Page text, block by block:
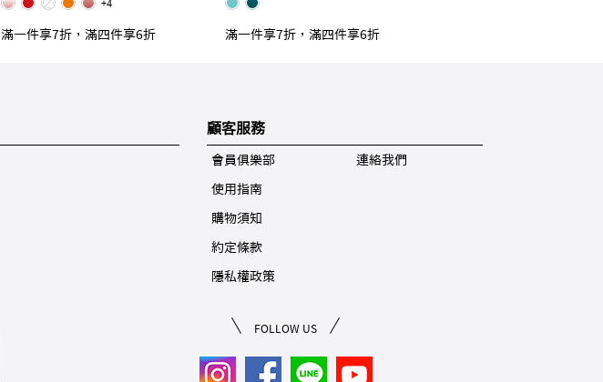
+4
滿一件享7折，滿四件享6折 滿一件享7折，滿四件享6折
顧客服務
會員俱樂部
使用指南
購物須知
約定條款
隱私權政策
連絡我們
FOLLOW US